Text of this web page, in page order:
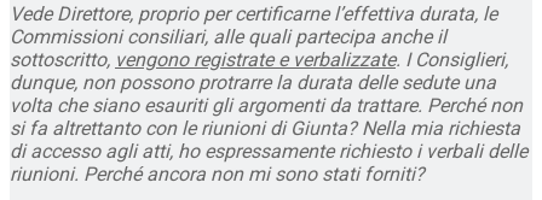
Vede Direttore, proprio per certificarne l’effettiva durata, le
Commissioni consiliari, alle quali partecipa anche il
sottoscritto, vengono registrate e verbalizzate. I Consiglieri,
dunque, non possono protrarre la durata delle sedute una
volta che siano esauriti gli argomenti da trattare. Perché non
si fa altrettanto con le riunioni di Giunta? Nella mia richiesta
di accesso agli atti, ho espressamente richiesto i verbali delle
riunioni. Perché ancora non mi sono stati forniti?